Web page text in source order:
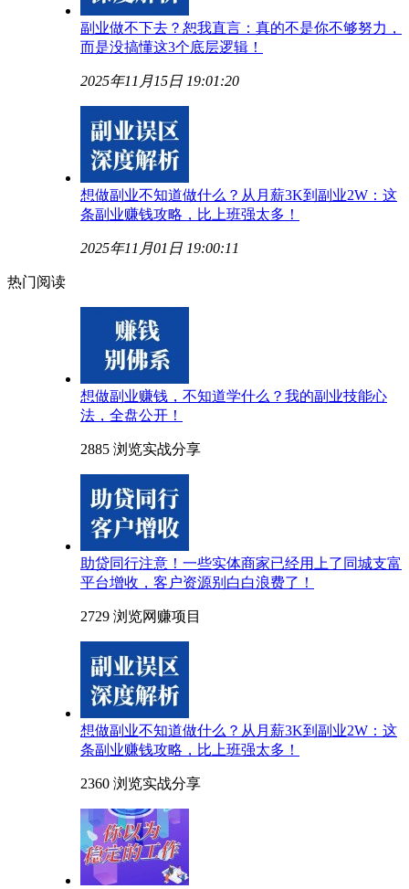
副业做不下去？恕我直言：真的不是你不够努力，
而是没搞懂这3个底层逻辑！
2025年11月15日 19:01:20
想做副业不知道做什么？从月薪3K到副业2W：这
条副业赚钱攻略，比上班强太多！
2025年11月01日 19:00:11
热门阅读
想做副业赚钱，不知道学什么？我的副业技能心
法，全盘公开！
2885 浏览实战分享
助贷同行注意！一些实体商家已经用上了同城支富
平台增收，客户资源别白白浪费了！
2729 浏览网赚项目
想做副业不知道做什么？从月薪3K到副业2W：这
条副业赚钱攻略，比上班强太多！
2360 浏览实战分享